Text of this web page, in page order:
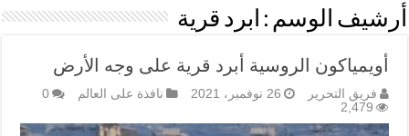
أرشيف الوسم : ابرد قرية
أويمياكون الروسية أبرد قرية على وجه الأرض
فريق التحرير 26 نوفمبر، 2021 نافذة على العالم
0
2,479